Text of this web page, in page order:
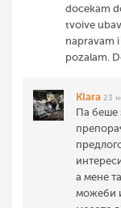
docekam
tvoive
napravam
pozalam.
Klara 23
Па беше
а мене
можеби